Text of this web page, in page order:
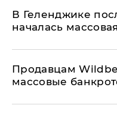
В Геленджике
началась
Продавцам
массовые